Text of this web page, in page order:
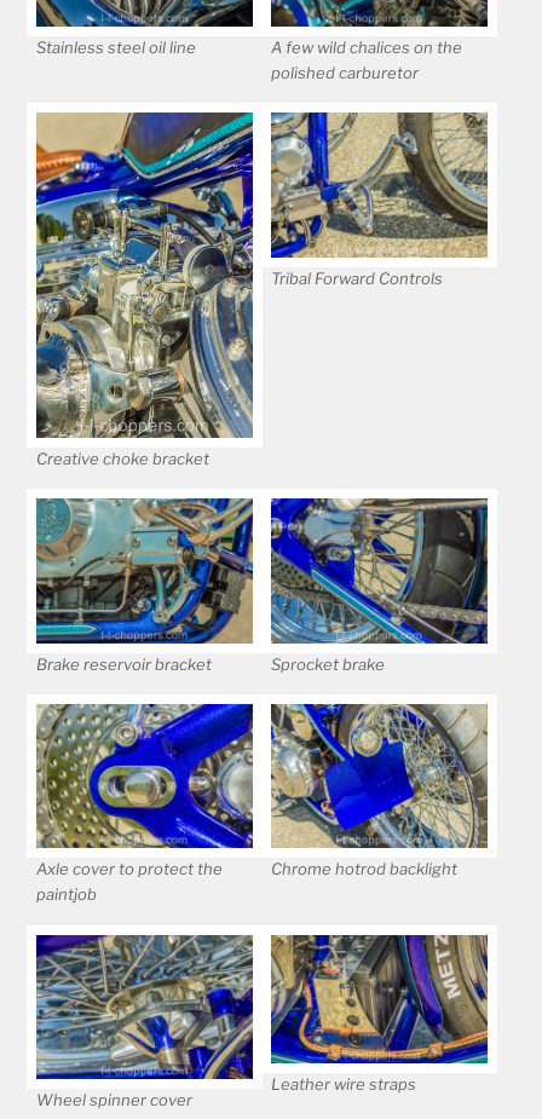
Stainless steel oil line
A few wild chalices on the
polished carburetor
Creative choke bracket
Tribal Forward Controls
Brake reservoir bracket Sprocket brake
Axle cover to protect the
paintjob
Chrome hotrod backlight
Wheel spinner cover
Leather wire straps